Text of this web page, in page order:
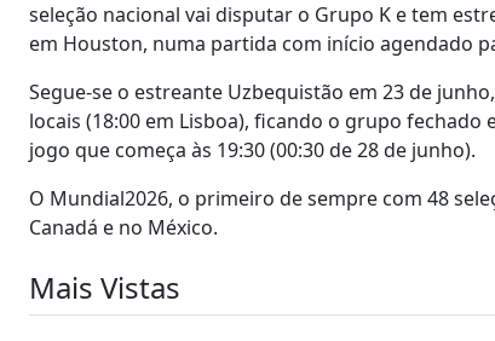
seleção nacional vai disputar o Grupo K e tem
em Houston, numa partida com início agendado
Segue-se o estreante Uzbequistão em 23 de
locais (18:00 em Lisboa), ficando o grupo
jogo que começa às 19:30 (00:30 de 28 de junho).
O Mundial2026, o primeiro de sempre com 48
Canadá e no México.
Mais Vistas